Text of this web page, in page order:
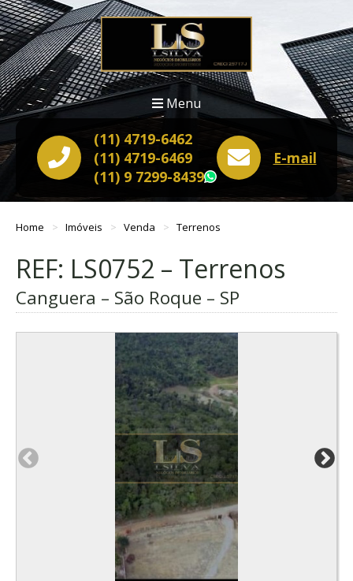
Menu
(11) 4719-6462
(11) 4719-6469
(11) 9 7299-8439
WhatsApp
E-mail
Home Imóveis Venda Terrenos
REF: LS0752 – Terrenos
Canguera – São Roque – SP